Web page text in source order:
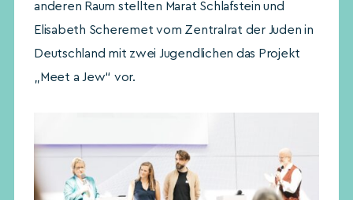
anderen Raum stellten Marat Schlafstein und
Elisabeth Scheremet vom Zentralrat der Juden in
Deutschland mit zwei Jugendlichen das Projekt
„Meet a Jew“ vor.